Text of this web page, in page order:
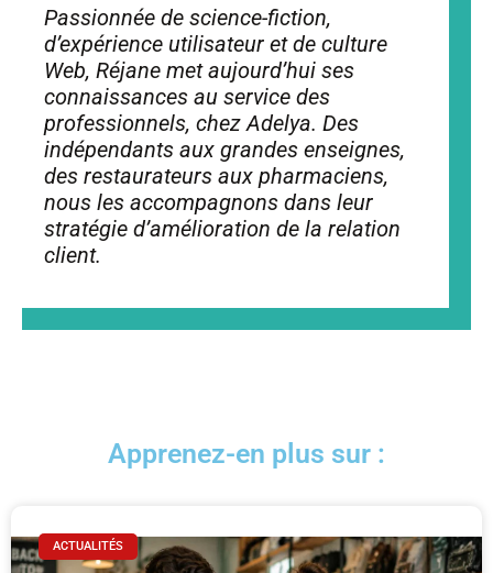
Passionnée de science-fiction,
d’expérience utilisateur et de culture
Web, Réjane met aujourd’hui ses
connaissances au service des
professionnels, chez Adelya. Des
indépendants aux grandes enseignes,
des restaurateurs aux pharmaciens,
nous les accompagnons dans leur
stratégie d’amélioration de la relation
client.
Apprenez-en plus sur :
ACTUALITÉS